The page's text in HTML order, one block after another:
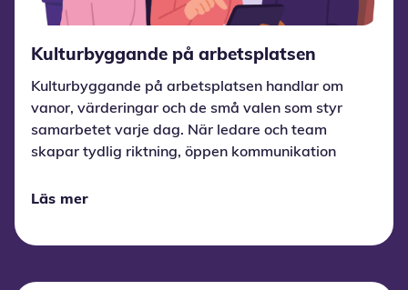
Kulturbyggande på arbetsplatsen
Kulturbyggande på arbetsplatsen handlar om
vanor, värderingar och de små valen som styr
samarbetet varje dag. När ledare och team
skapar tydlig riktning, öppen kommunikation
prestation och innovation.
Läs mer